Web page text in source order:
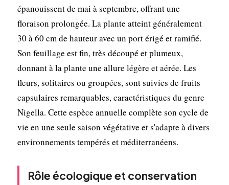
épanouissent de mai à septembre, offrant une
floraison prolongée. La plante atteint généralement
30 à 60 cm de hauteur avec un port érigé et ramifié.
Son feuillage est fin, très découpé et plumeux,
donnant à la plante une allure légère et aérée. Les
fleurs, solitaires ou groupées, sont suivies de fruits
capsulaires remarquables, caractéristiques du genre
Nigella. Cette espèce annuelle complète son cycle de
vie en une seule saison végétative et s'adapte à divers
environnements tempérés et méditerranéens.
Rôle écologique et conservation